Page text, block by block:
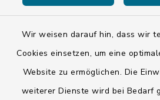
Wir weisen darauf hin, dass wir
Cookies einsetzen, um eine
Website zu ermöglichen. Die
weiterer Dienste wird bei Bedarf
Kontakt